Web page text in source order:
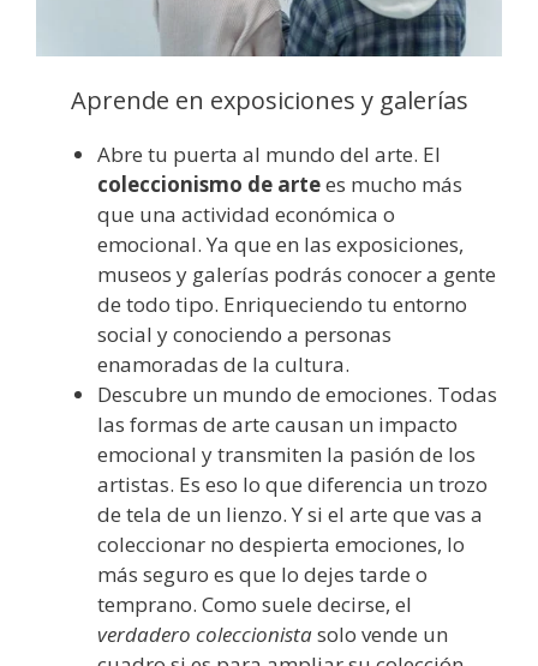
Aprende en exposiciones y galerías
Abre tu puerta al mundo del arte. El
coleccionismo de artees mucho más
que una actividad económica o
emocional. Ya que en las exposiciones,
museos y galerías podrás conocer a gente
de todo tipo. Enriqueciendo tu entorno
social y conociendo a personas
enamoradas de la cultura.
Descubre un mundo de emociones. Todas
las formas de arte causan un impacto
emocional y transmiten la pasión de los
artistas. Es eso lo que diferencia un trozo
de tela de un lienzo. Y si el arte que vas a
coleccionar no despierta emociones, lo
más seguro es que lo dejes tarde o
temprano. Como suele decirse, el
verdadero coleccionistasolo vende un